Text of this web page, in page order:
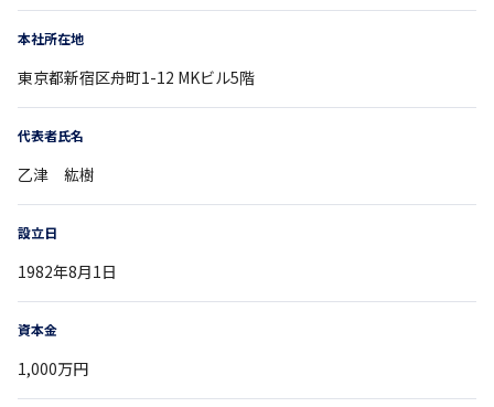
本社所在地
東京都新宿区舟町1-12 MKビル5階
代表者氏名
乙津 紘樹
設立日
1982年8月1日
資本金
1,000万円